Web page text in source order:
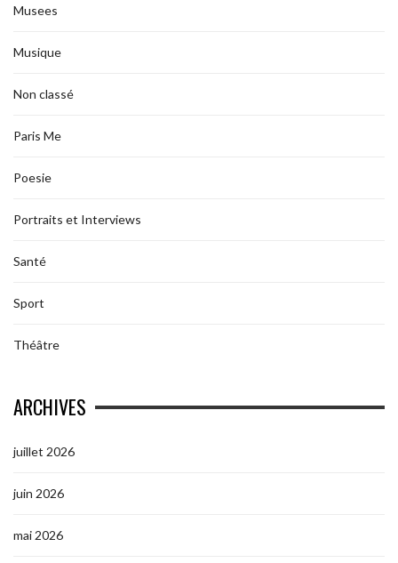
Musees
Musique
Non classé
Paris Me
Poesie
Portraits et Interviews
Santé
Sport
Théâtre
ARCHIVES
juillet 2026
juin 2026
mai 2026